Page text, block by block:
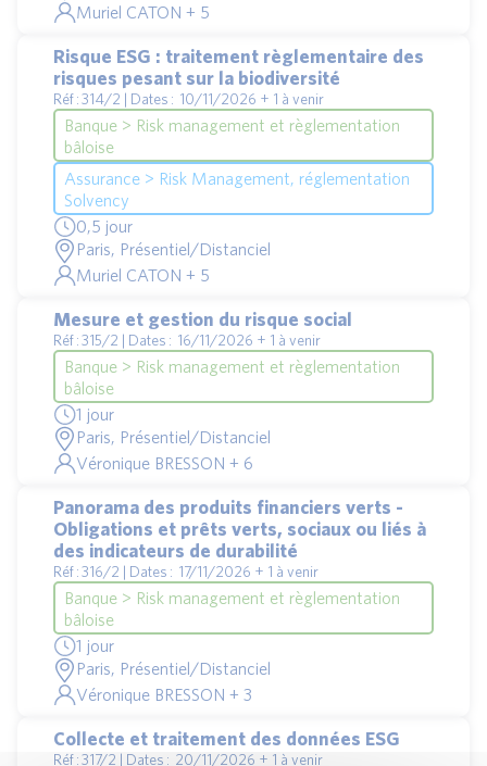
Muriel CATON + 5
Risque ESG : traitement règlementaire des
risques pesant sur la biodiversité
Réf : 314/2 | Dates : 10/11/2026 + 1 à venir
Banque > Risk management et règlementation
bâloise
Assurance > Risk Management, réglementation
Solvency
0,5 jour
Paris, Présentiel/Distanciel
Muriel CATON + 5
Mesure et gestion du risque social
Réf : 315/2 | Dates : 16/11/2026 + 1 à venir
Banque > Risk management et règlementation
bâloise
1 jour
Paris, Présentiel/Distanciel
Véronique BRESSON + 6
Panorama des produits financiers verts -
Obligations et prêts verts, sociaux ou liés à
des indicateurs de durabilité
Réf : 316/2 | Dates : 17/11/2026 + 1 à venir
Banque > Risk management et règlementation
bâloise
1 jour
Paris, Présentiel/Distanciel
Véronique BRESSON + 3
Collecte et traitement des données ESG
Réf : 317/2 | Dates : 20/11/2026 + 1 à venir